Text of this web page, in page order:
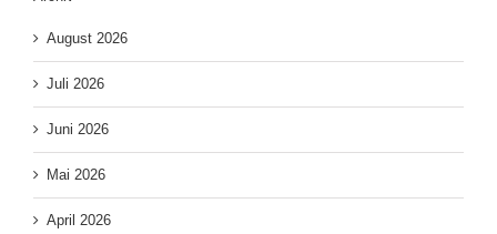
August 2026
Juli 2026
Juni 2026
Mai 2026
April 2026